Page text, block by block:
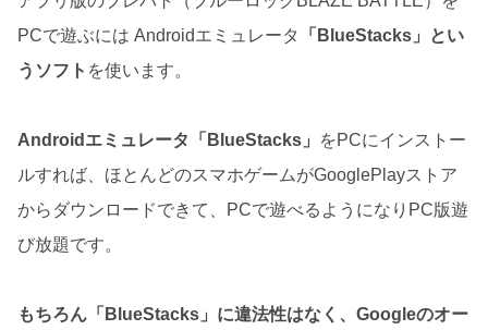
PCで遊ぶには Androidエミュレータ
「BlueStacks」とい
うソフト を使います。
Androidエミュレータ「BlueStacks」
をPCにインストー
ルすれば、ほとんどのスマホゲームがGooglePlayストア
からダウンロードできて、PCで遊べるようになりPC版遊
び放題です。
もちろん「BlueStacks」に違法性はなく、Googleのオー